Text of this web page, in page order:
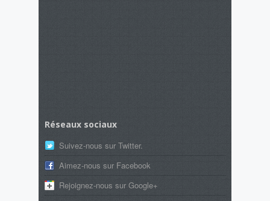
Réseaux sociaux
Suivez-nous sur Twitter.
Aimez-nous sur Facebook
Rejoignez-nous sur Google+